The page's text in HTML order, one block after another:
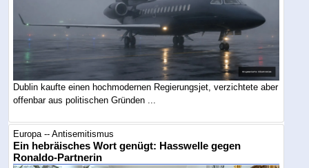
Dublin kaufte einen hochmodernen Regierungsjet, verzichtete aber
offenbar aus politischen Gründen ...
Europa -- Antisemitismus
Ein hebräisches Wort genügt: Hasswelle gegen
Ronaldo-Partnerin